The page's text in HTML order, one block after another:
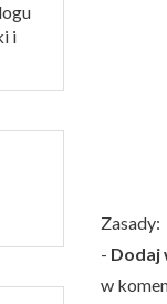
Zasady:
- Dodaj
w
i